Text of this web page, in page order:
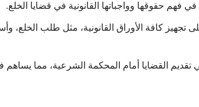
فهم حقوقها وواجباتها القانونية في قضايا الخلع.
تجهيز كافة الأوراق القانونية، مثل طلب الخلع،
تقديم القضايا أمام المحكمة الشرعية، مما يساهم